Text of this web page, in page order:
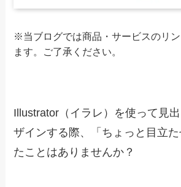
※当ブログでは商品・サービスのリ
ます。
ご了承ください。
Illustrator（イラレ）を使って見
ザインする際、「ちょっと目立
たことはありませんか？